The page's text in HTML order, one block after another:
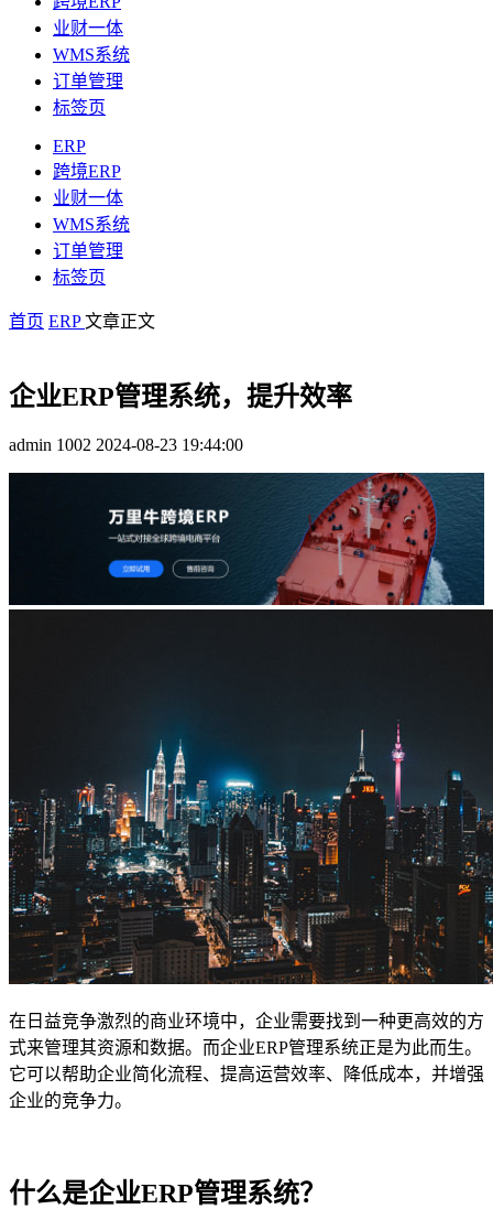
业财一体
WMS系统
订单管理
标签页
ERP
跨境ERP
业财一体
WMS系统
订单管理
标签页
首页 ERP文章正文
企业ERP管理系统，提升效率
admin 1002 2024-08-23 19:44:00
在日益竞争激烈的商业环境中，企业需要找到一种更高效的方
式来管理其资源和数据。而企业ERP管理系统正是为此而生。
它可以帮助企业简化流程、提高运营效率、降低成本，并增强
企业的竞争力。
什么是企业ERP管理系统？